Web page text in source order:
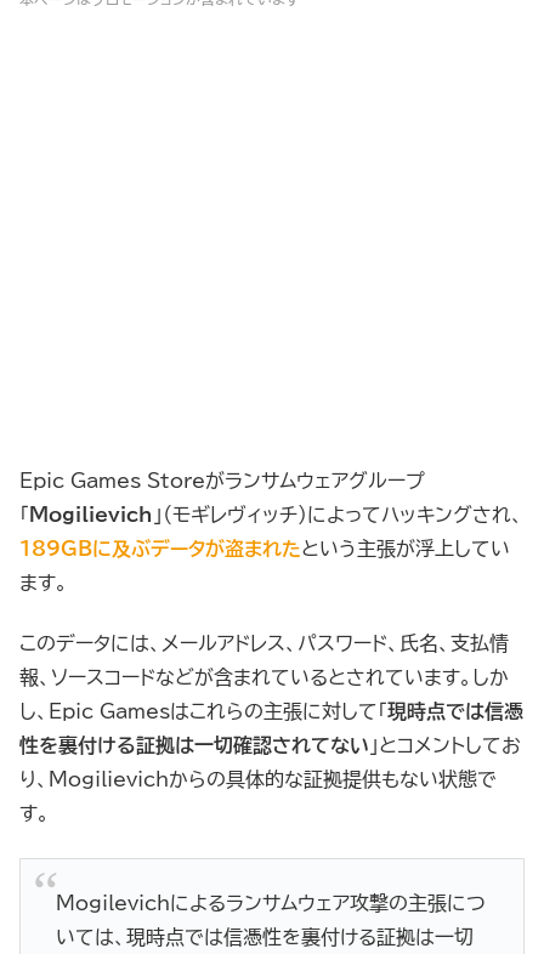
Epic Games Storeがランサムウェアグループ
Mogilievich 」（モギレヴィッチ）によってハッキングされ、
189GBに及ぶデータが盗まれたという主張が浮上してい
ます。
このデータには、メールアドレス、パスワード、氏名、支払情
報、ソースコードなどが含まれているとされています。しか
し、Epic Gamesはこれらの主張に対して「 現時点では信憑
性を裏付ける証拠は一切確認されてない 」とコメントしてお
り、Mogilievichからの具体的な証拠提供もない状態で
す。
Mogilevichによるランサムウェア攻撃の主張につ
いては、現時点では信憑性を裏付ける証拠は一切